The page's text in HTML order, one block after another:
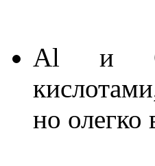
Al и Cr
но олегко